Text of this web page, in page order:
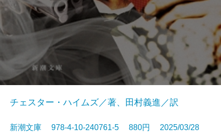
チェスター・ハイムズ／著、田村義進／訳
新潮文庫 978-4-10-240761-5 880円 2025/03/28